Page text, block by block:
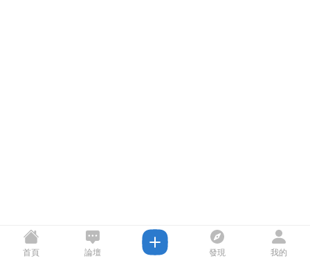
首頁 論壇 發現 我的